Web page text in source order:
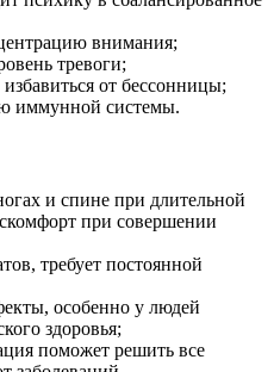
внимания;
тревоги;
от бессонницы;
иммунной системы.
и спине при длительной
при совершении
требует постоянной
особенно у людей
здоровья;
поможет решить все